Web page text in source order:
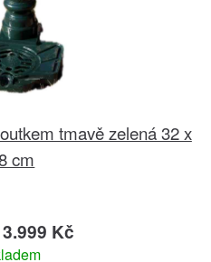
tmavě zelená 32 x
cm
Kč